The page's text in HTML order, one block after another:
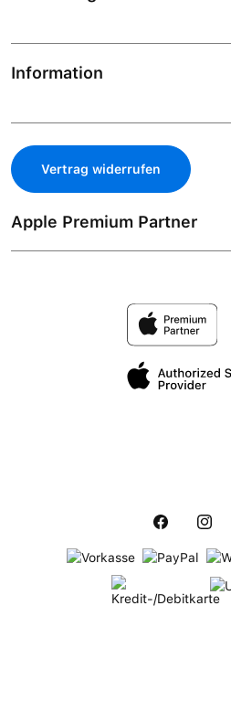
Information
Vertrag widerrufen
Apple Premium Partner